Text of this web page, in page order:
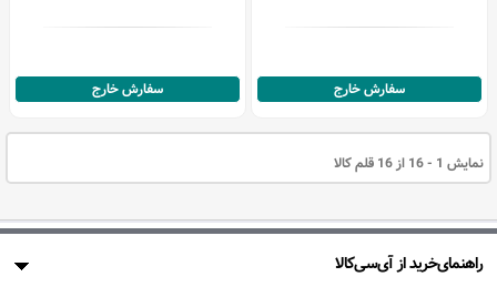
سفارش خارج سفارش خارج
نمایش 1 - 16 از 16 قلم کالا
راهنمای‌خرید از آی‌سی‌کالا